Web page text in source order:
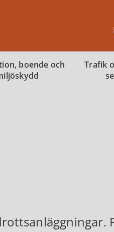
boende och
Trafik